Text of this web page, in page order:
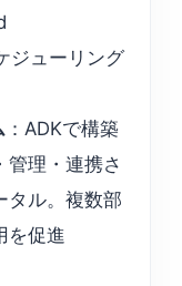
ジューリング
：ADKで構築
管理・連携さ
タル。複数部
を促進